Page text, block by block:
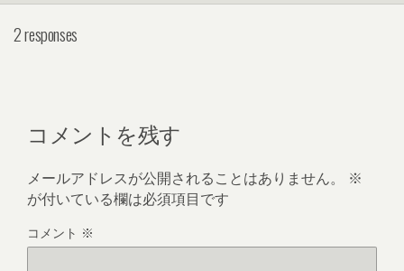
2 responses
コメントを残す
メールアドレスが公開されることはありません。
※
が付いている欄は必須項目です
コメント ※